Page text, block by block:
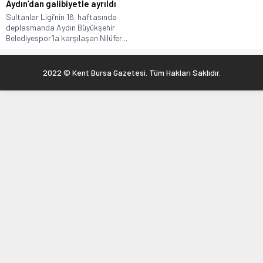
Aydın’dan galibiyetle ayrıldı
Sultanlar Ligi’nin 16. haftasında
deplasmanda Aydın Büyükşehir
Belediyespor’la karşılaşan Nilüfer...
2022 © Kent Bursa Gazetesi. Tüm Hakları Saklıdır.